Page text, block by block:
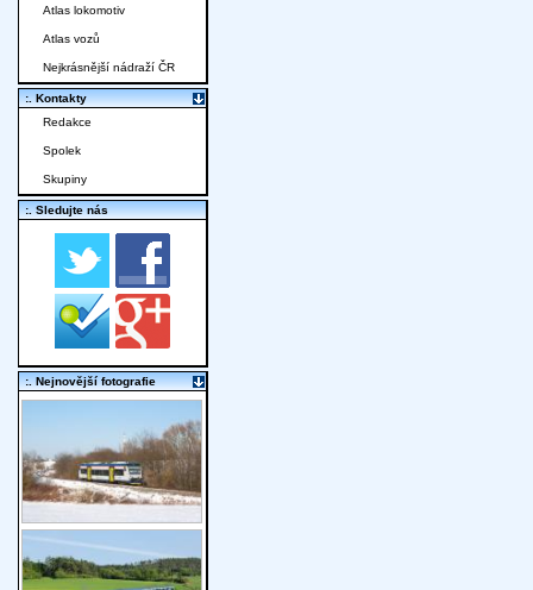
Atlas lokomotiv
Atlas vozů
Nejkrásnější nádraží ČR
:. Kontakty
Redakce
Spolek
Skupiny
:. Sledujte nás
:. Nejnovější fotografie